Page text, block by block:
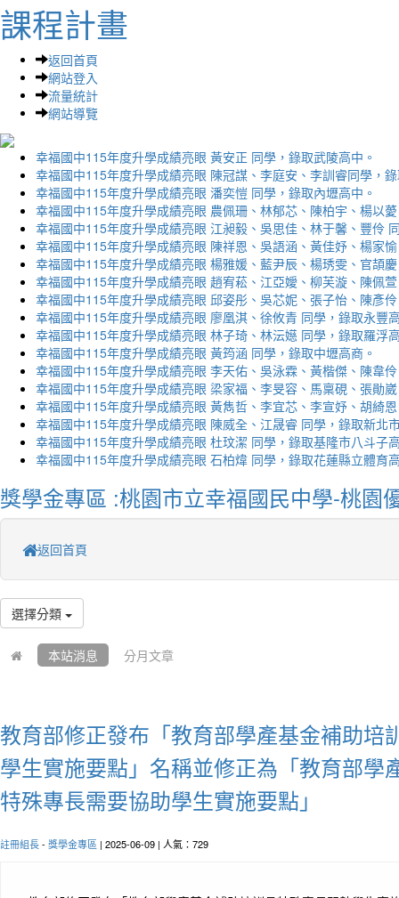
課程計畫
返回首頁
網站登入
流量統計
網站導覽
幸福國中115年度升學成績亮眼 黃安正 同學，錄取武陵高中。
幸福國中115年度升學成績亮眼 陳冠謀、李庭安、李訓睿同學，
幸福國中115年度升學成績亮眼 潘奕愷 同學，錄取內壢高中。
幸福國中115年度升學成績亮眼 農佩珊、林郁芯、陳柏宇、楊以
幸福國中115年度升學成績亮眼 江昶毅、吳思佳、林于馨、豐伶
幸福國中115年度升學成績亮眼 陳祥恩、吳語涵、黃佳妤、楊家
幸福國中115年度升學成績亮眼 楊雅媛、藍尹辰、楊琇雯、官頡
幸福國中115年度升學成績亮眼 趙宥菘、江亞嬡、柳芙漩、陳佩
幸福國中115年度升學成績亮眼 邱姿彤、吳芯妮、張子怡、陳彥
幸福國中115年度升學成績亮眼 廖凰淇、徐攸青 同學，錄取永豐
幸福國中115年度升學成績亮眼 林子琦、林沄嬨 同學，錄取羅浮
幸福國中115年度升學成績亮眼 黃筠涵 同學，錄取中壢高商。
幸福國中115年度升學成績亮眼 李天佑、吳泳霖、黃楷傑、陳韋
幸福國中115年度升學成績亮眼 梁家福、李旻容、馬稟硯、張勛
幸福國中115年度升學成績亮眼 黃雋哲、李宜芯、李宣妤、胡綺
幸福國中115年度升學成績亮眼 陳威全、江晟睿 同學，錄取新北
幸福國中115年度升學成績亮眼 杜玟潔 同學，錄取基隆市八斗子
幸福國中115年度升學成績亮眼 石柏煒 同學，錄取花蓮縣立體育
獎學金專區 :桃園市立幸福國民中學-桃園
返回首頁
選擇分類
本站消息 分月文章
教育部修正發布「教育部學產基金補助培
學生實施要點」名稱並修正為「教育部學
特殊專長需要協助學生實施要點」
註冊組長- 獎學金專區 | 2025-06-09 | 人氣：729